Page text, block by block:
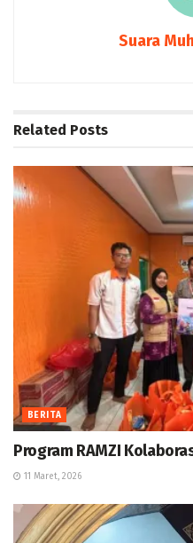
Suara
Related Posts
BERITA
Program RAMZI
11 Maret, 2026